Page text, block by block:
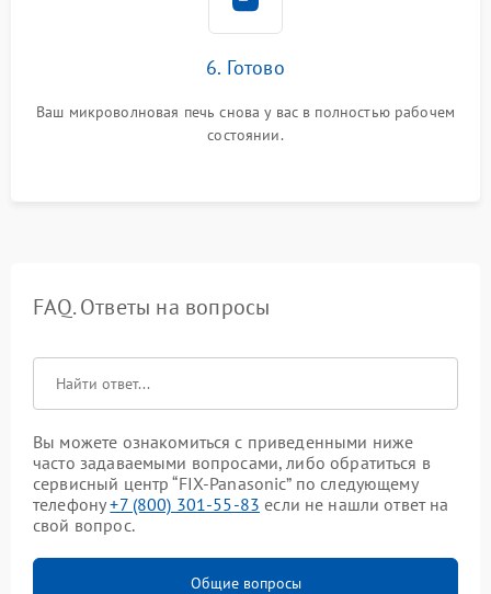
6. Готово
Ваш микроволновая печь снова у вас в полностью рабочем
состоянии.
FAQ. Ответы на вопросы
Вы можете ознакомиться с приведенными ниже
часто задаваемыми вопросами, либо обратиться в
сервисный центр “FIX-Panasonic” по следующему
телефону+7 (800) 301-55-83 если не нашли ответ на
свой вопрос.
Общие вопросы